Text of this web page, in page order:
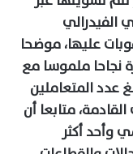
الفيدرالي
عليها، موضحا
نجاحا ملموسا مع
المتعاملين
متابعا أن
وأحد أكثر